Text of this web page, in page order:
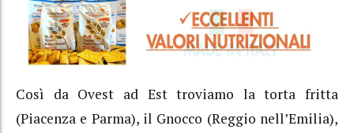
Così da Ovest ad Est troviamo la torta fritta
(Piacenza e Parma), il Gnocco (Reggio nell’Emilia),